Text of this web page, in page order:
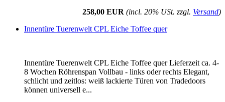
258,00 EUR (incl. 20% USt. zzgl. Versand)
Innentüre Tuerenwelt CPL Eiche Toffee quer
Innentüre Tuerenwelt CPL Eiche Toffee quer Lieferzeit ca. 4-
8 Wochen Röhrenspan Vollbau - links oder rechts Elegant,
schlicht und zeitlos: weiß lackierte Türen von Tradedoors
können universell e...